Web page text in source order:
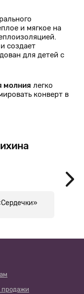
и мягкое на
создает
для детей с
молния легко
конверт в
продажи